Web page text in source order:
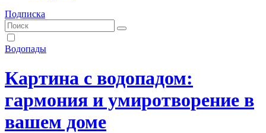
Подписка
Водопады
Картина с водопадом:
гармония и умиротворение в
вашем доме